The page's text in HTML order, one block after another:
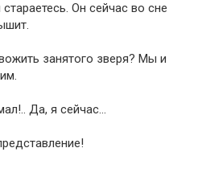
Он сейчас во сне
занятого зверя? Мы и
Да, я сейчас…